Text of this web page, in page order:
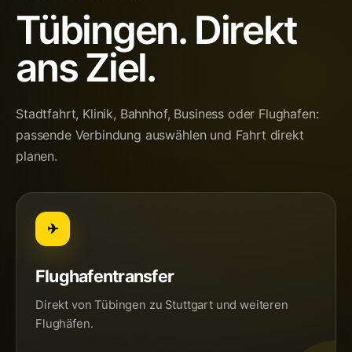
Tübingen. Direkt
ans Ziel.
Stadtfahrt, Klinik, Bahnhof, Business oder Flughafen:
passende Verbindung auswählen und Fahrt direkt
planen.
✈
Flughafentransfer
Direkt von Tübingen zu Stuttgart und weiteren
Flughäfen.